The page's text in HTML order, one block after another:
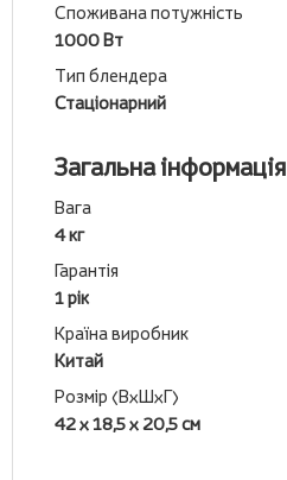
Споживана потужність
1000 Вт
Тип блендера
Стаціонарний
Загальна інформація
Вага
4 кг
Гарантія
1 рік
Країна виробник
Китай
Розмір (ВхШхГ)
42 х 18,5 х 20,5 см